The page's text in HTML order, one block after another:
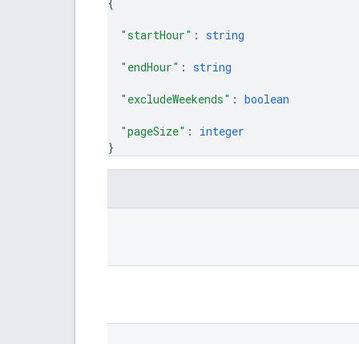
"startHour" : string
"endHour" : string
"excludeWeekends" : boolean
"pageSize" : integer
}